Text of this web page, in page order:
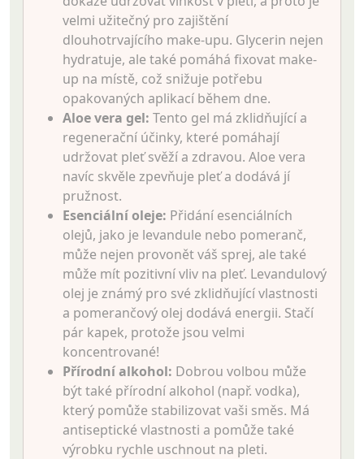
velmi užitečný pro zajištění
dlouhotrvajícího make-upu. Glycerin nejen
hydratuje, ale také pomáhá fixovat make-
up na místě, což snižuje potřebu
opakovaných aplikací během dne.
Aloe vera gel: Tento gel má zklidňující a
regenerační účinky, které pomáhají
udržovat pleť svěží a zdravou. Aloe vera
navíc skvěle zpevňuje pleť a dodává jí
pružnost.
Esenciální oleje: Přidání esenciálních
olejů, jako je levandule nebo pomeranč,
může nejen provonět váš sprej, ale také
může mít pozitivní vliv na pleť. Levandulový
olej je známý pro své zklidňující vlastnosti
a pomerančový olej dodává energii. Stačí
pár kapek, protože jsou velmi
koncentrované!
Přírodní alkohol: Dobrou volbou může
být také přírodní alkohol (např. vodka),
který pomůže stabilizovat vaši směs. Má
antiseptické vlastnosti a pomůže také
výrobku rychle uschnout na pleti.